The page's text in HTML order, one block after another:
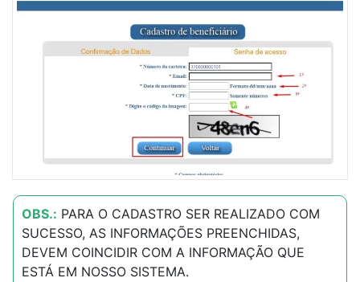
OBS.: PARA O CADASTRO SER REALIZADO COM
SUCESSO, AS INFORMAÇÕES PREENCHIDAS,
DEVEM COINCIDIR COM A INFORMAÇÃO QUE
ESTÁ EM NOSSO SISTEMA.